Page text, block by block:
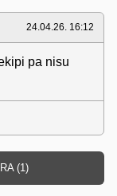
24.04.26. 16:12
pa nisu
(1)